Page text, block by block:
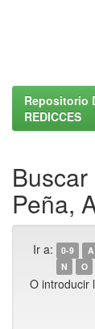
Repositorio
REDICCES
Peña,
Ir a: 0-9 A
N
O
O introducir